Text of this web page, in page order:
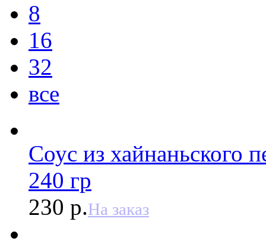
8
16
32
все
Соус из хайнаньского
240 гр
230 р.На заказ